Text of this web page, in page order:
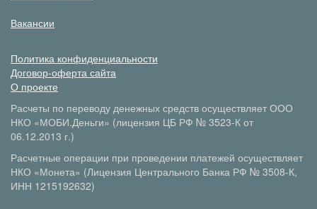
Вакансии
Политика конфиденциальности
Договор-оферта сайта
О проекте
Расчеты по переводу денежных средств осуществляет ООО
НКО «МОБИ.Деньги» (лицензия ЦБ РФ № 3523-К от
06.12.2013 г.)
Расчетные операции при проведении платежей осуществляет
НКО «Монета» (Лицензия Центрального Банка РФ № 3508-К,
ИНН 1215192632)